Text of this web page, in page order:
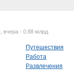
вчера - 0.88 млрд.
Путешествия
Работа
Развлечения